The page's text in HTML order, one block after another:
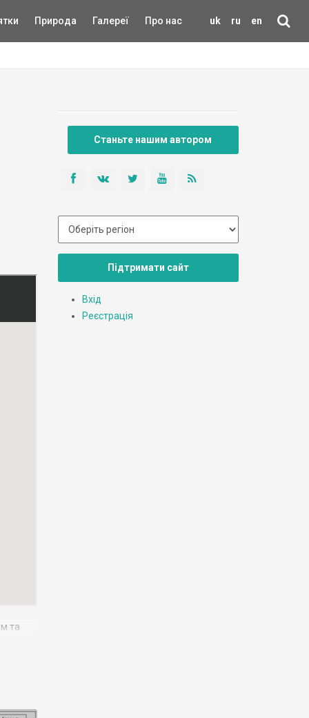
uk ru en
Природа Галереї Про нас
та
Станьте нашим автором
Підтримати сайт
Вхід
Реєстрація